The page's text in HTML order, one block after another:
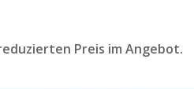
Preis im Angebot.